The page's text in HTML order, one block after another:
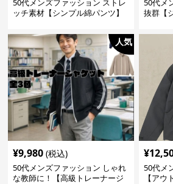
50代メンズファッション ストレ
ッチ素材【シンプル綿パンツ】
50代メ
抜群【
人気
¥9,980 (税込)
50代メンズファッション しゃれ
な教師に！【高級トレーナージ
¥
50代メ
【アウ